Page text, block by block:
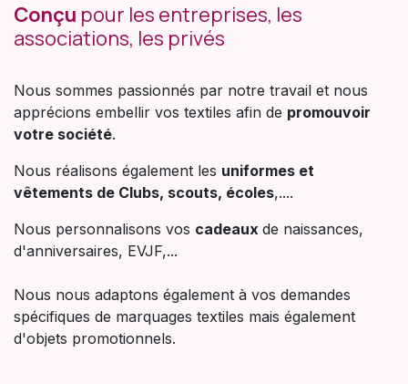
Conçu pour les entreprises, les
associations, les privés
Nous sommes passionnés par notre travail et nous
apprécions embellir vos textiles afin de promouvoir
votre société.
Nous réalisons également les uniformes et
vêtements de Clubs, scouts, écoles,....
Nous personnalisons vos cadeaux de naissances,
d'anniversaires, EVJF,...
Nous nous adaptons également à vos demandes
spécifiques de marquages textiles mais également
d'objets promotionnels.